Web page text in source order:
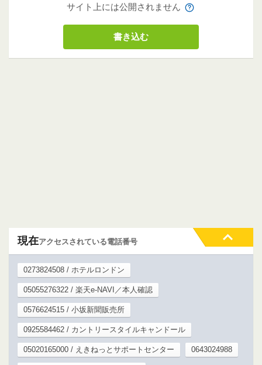
サイト上には公開されません
現在アクセスされている電話番号
0273824508 / ホテルロンドン
05055276322 / 楽天e-NAVI／本人確認
0576624515 / 小坂新聞販売所
0925584462 / カントリースタイルキャンドール
05020165000 / えきねっとサポートセンター 0643024988